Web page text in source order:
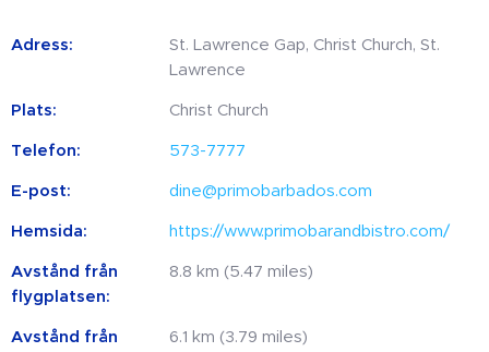
Adress:
St. Lawrence Gap, Christ Church, St.
Lawrence
Plats: Christ Church
Telefon: 573-7777
E-post: dine@primobarbados.com
Hemsida: https://www.primobarandbistro.com/
Avstånd från
flygplatsen:
8.8 km (5.47 miles)
Avstånd från
6.1 km (3.79 miles)